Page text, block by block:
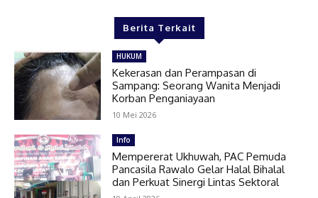
Berita Terkait
HUKUM
Kekerasan dan Perampasan di
Sampang: Seorang Wanita Menjadi
Korban Penganiayaan
10 Mei 2026
Info
Mempererat Ukhuwah, PAC Pemuda
Pancasila Rawalo Gelar Halal Bihalal
dan Perkuat Sinergi Lintas Sektoral